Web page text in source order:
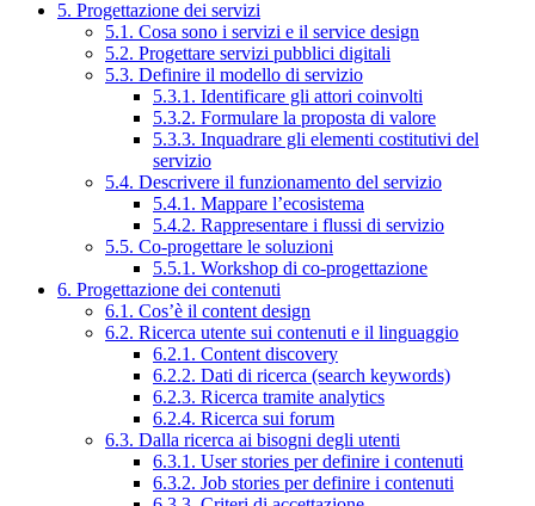
5. Progettazione dei servizi
5.1. Cosa sono i servizi e il service design
5.2. Progettare servizi pubblici digitali
5.3. Definire il modello di servizio
5.3.1. Identificare gli attori coinvolti
5.3.2. Formulare la proposta di valore
5.3.3. Inquadrare gli elementi costitutivi del
servizio
5.4. Descrivere il funzionamento del servizio
5.4.1. Mappare l’ecosistema
5.4.2. Rappresentare i flussi di servizio
5.5. Co-progettare le soluzioni
5.5.1. Workshop di co-progettazione
6. Progettazione dei contenuti
6.1. Cos’è il content design
6.2. Ricerca utente sui contenuti e il linguaggio
6.2.1. Content discovery
6.2.2. Dati di ricerca (search keywords)
6.2.3. Ricerca tramite analytics
6.2.4. Ricerca sui forum
6.3. Dalla ricerca ai bisogni degli utenti
6.3.1. User stories per definire i contenuti
6.3.2. Job stories per definire i contenuti